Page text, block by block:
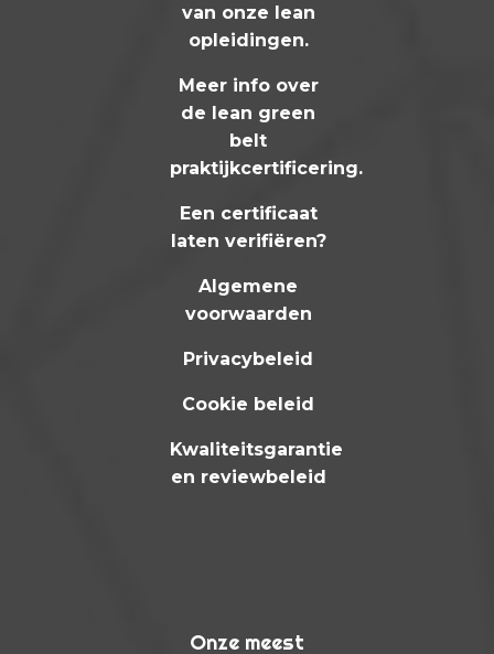
van onze lean
opleidingen.
Meer info over
de lean green
belt
praktijkcertificering.
Een certificaat
laten verifiëren?
Algemene
voorwaarden
Privacybeleid
Cookie beleid
Kwaliteitsgarantie
en reviewbeleid
Onze meest